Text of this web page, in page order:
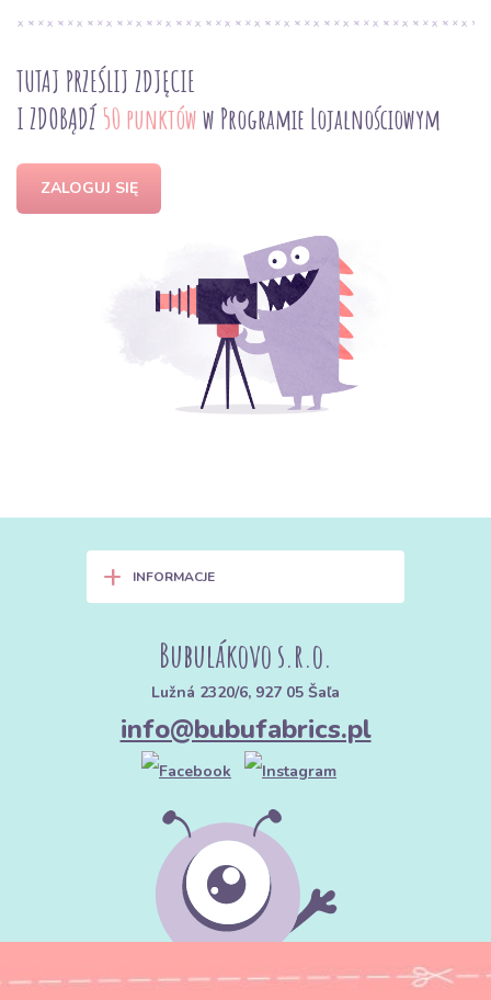
TUTAJ PRZEŚLIJ ZDJĘCIE
I ZDOBĄDŹ 50 punktóww Programie Lojalnościowym
ZALOGUJ SIĘ
+ INFORMACJE
Bubulákovo s.r.o.
Lužná 2320/6, 927 05 Šaľa
info@bubufabrics.pl